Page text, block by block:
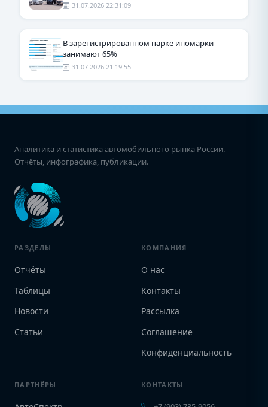
31.07.2026 22:31:09
В зарегистрированном парке иномарки
занимают 65%
31.07.2026 21:19:55
Аналитика и статистика автомобильного рынка России.
Отчёты, инфографика, публикации.
РАЗДЕЛЫ
Отчёты
Таблицы
Новости
Статьи
КОМПАНИЯ
О нас
Контакты
Рассылка
Соглашение
Конфиденциальность
ПАРТНЁРЫ КОНТАКТЫ